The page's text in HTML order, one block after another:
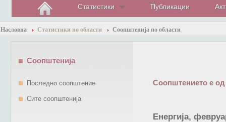
Статистики Публикации
Насловна Статистики по области Соопштенија по области
Соопштението е од
Енергија,
Соопштенија
Последно соопштение
Сите соопштенија